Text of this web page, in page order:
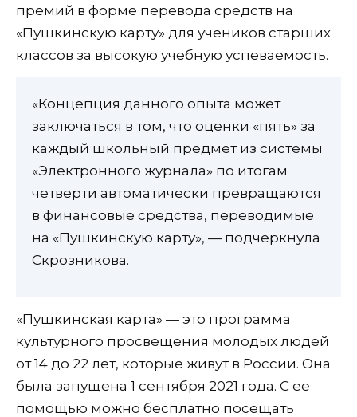
премий в форме перевода средств на
«Пушкинскую карту» для учеников старших
классов за высокую учебную успеваемость.
«Концепция данного опыта может
заключаться в том, что оценки «пять» за
каждый школьный предмет из системы
«Электронного журнала» по итогам
четверти автоматически превращаются
в финансовые средства, переводимые
на «Пушкинскую карту», — подчеркнула
Скрозникова.
«Пушкинская карта» — это программа
культурного просвещения молодых людей
от 14 до 22 лет, которые живут в России. Она
была запущена 1 сентября 2021 года. С ее
помощью можно бесплатно посещать